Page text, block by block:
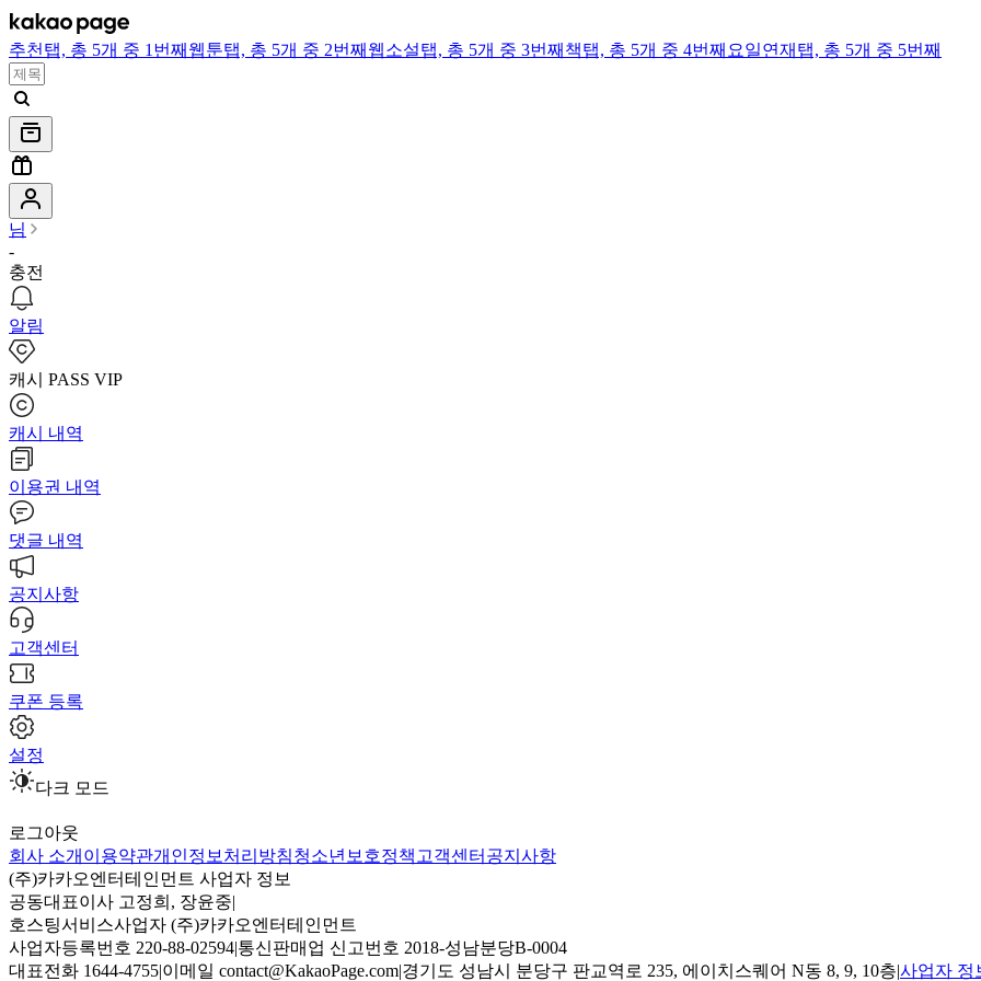
추천 탭, 총 5개 중 1번째 웹툰탭, 총 5개 중 2번째 웹소설탭, 총 5개 중 3번째 책탭, 총 5개 중 4번째 요일연재 탭, 총 5개 중 5번째
님
-
충전
알림
캐시 PASS VIP
캐시 내역
이용권 내역
댓글 내역
공지사항
고객센터
쿠폰 등록
설정
다크 모드
로그아웃
회사 소개 이용약관개인정보처리방침청소년보호정책 고객센터 공지사항
(주)카카오엔터테인먼트 사업자 정보
공동대표이사 고정희, 장윤중|
호스팅서비스사업자 (주)카카오엔터테인먼트
사업자등록번호 220-88-02594|통신판매업 신고번호 2018-성남분당B-0004
대표전화 1644-4755|이메일 contact@KakaoPage.com|경기도 성남시 분당구 판교역로 235, 에이치스퀘어 N동 8, 9, 10층|사업자 정